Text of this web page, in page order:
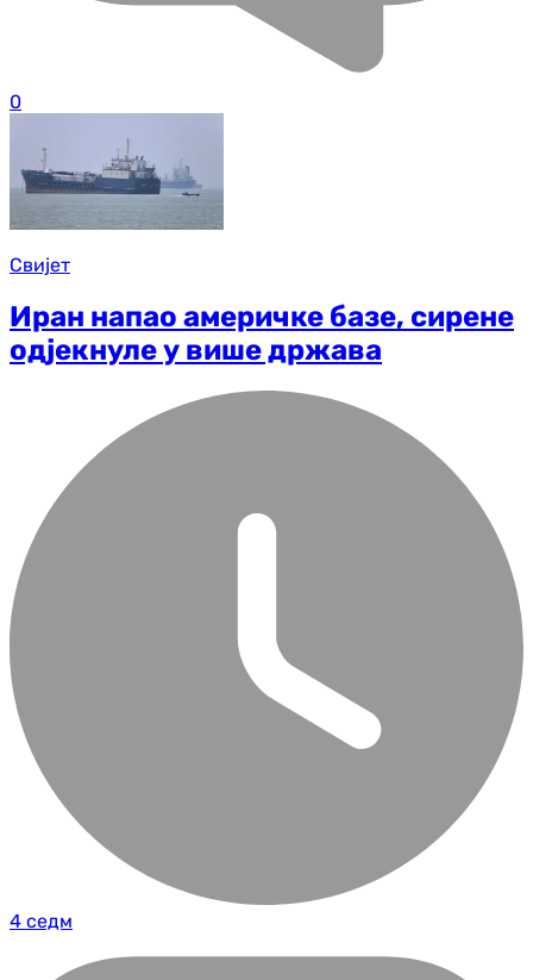
0
Свијет
Иран напао америчке базе, сирене
одјекнуле у више држава
4 седм